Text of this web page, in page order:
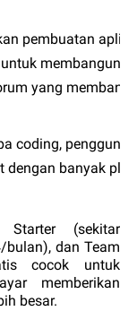
pembuatan
membangun
yang
coding,
dengan banyak
Starter (sekitar
bulan), dan Team
cocok untuk
memberikan
besar.